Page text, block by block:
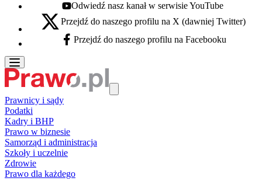
Youtube - otwiera się w nowej karcie
Odwiedź nasz kanał w serwisie YouTube
X - otwiera się w nowej karcie
Przejdź do naszego profilu na X (dawniej Twitter)
Facebook - otwiera się w nowej karcie
Przejdź do naszego profilu na Facebooku
Prawnicy i sądy
Podatki
Kadry i BHP
Prawo w biznesie
Samorząd i administracja
Szkoły i uczelnie
Zdrowie
Prawo dla każdego